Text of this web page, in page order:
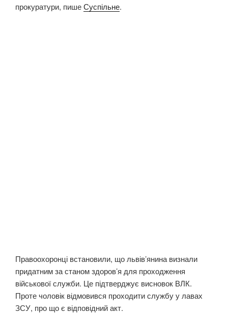
прокуратури, пишеСуспільне.
Правоохоронці встановили, що львів’янина визнали
придатним за станом здоров’я для проходження
військової служби. Це підтверджує висновок ВЛК.
Проте чоловік відмовився проходити службу у лавах
ЗСУ, про що є відповідний акт.